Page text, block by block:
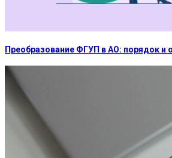
Преобразование ФГУП в АО: порядок и